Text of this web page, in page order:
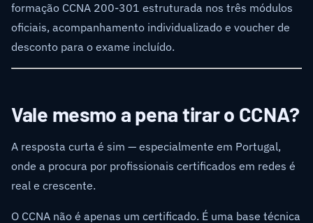
formação CCNA 200-301 estruturada nos três módulos
oficiais, acompanhamento individualizado e voucher de
desconto para o exame incluído.
Vale mesmo a pena tirar o CCNA?
A resposta curta é sim — especialmente em Portugal,
onde a procura por profissionais certificados em redes é
real e crescente.
O CCNA não é apenas um certificado. É uma base técnica